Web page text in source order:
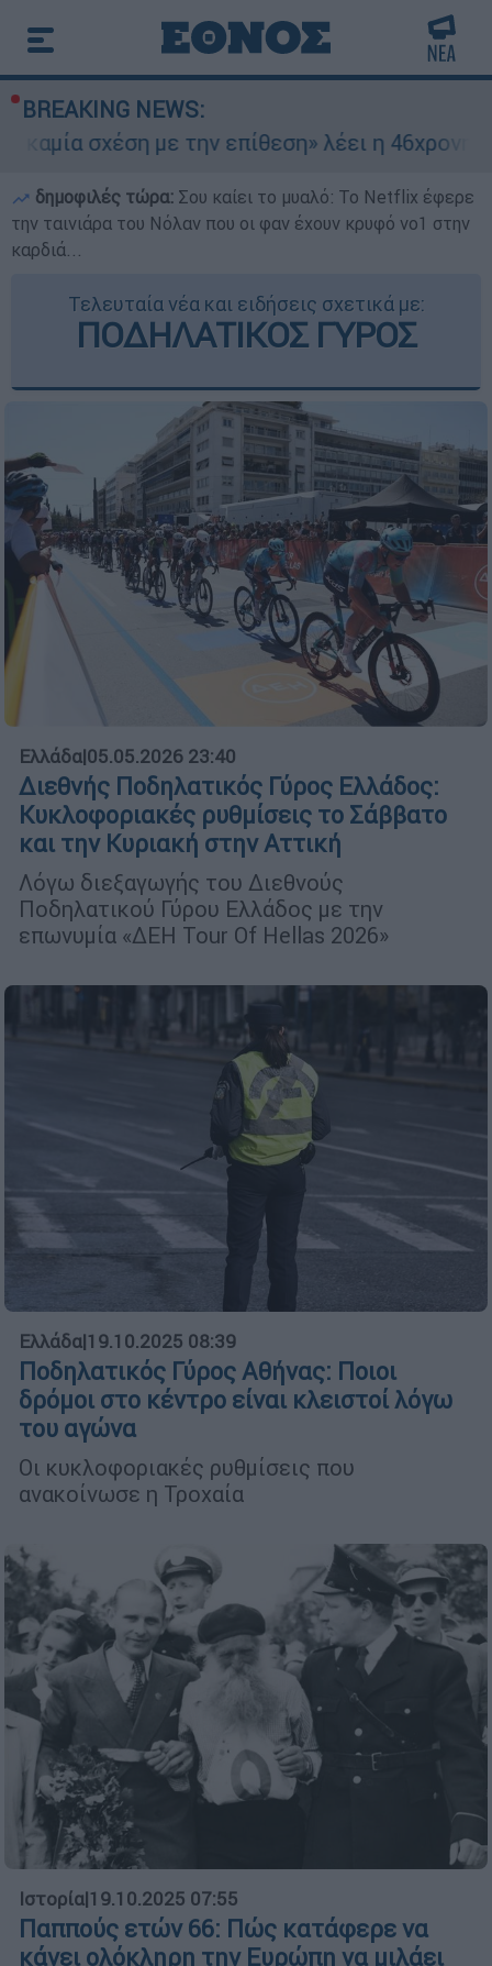
BREAKING NEWS:
με την επίθεση» λέει η 46χρονη - Τι
δημοφιλές τώρα: Σου καίει το μυαλό: Το Netflix έφερε
την ταινιάρα του Νόλαν που οι φαν έχουν κρυφό νο1 στην
καρδιά...
Τελευταία νέα και ειδήσεις σχετικά με:
ΠΟΔΗΛΑΤΙΚΟΣ ΓΥΡΟΣ
Ελλάδα|05.05.2026 23:40
Διεθνής Ποδηλατικός Γύρος Ελλάδος:
Κυκλοφοριακές ρυθμίσεις το Σάββατο
και την Κυριακή στην Αττική
Λόγω διεξαγωγής του Διεθνούς
Ποδηλατικού Γύρου Ελλάδος με την
επωνυμία «ΔΕΗ Tour Of Hellas 2026»
Ελλάδα|19.10.2025 08:39
Ποδηλατικός Γύρος Αθήνας: Ποιοι
δρόμοι στο κέντρο είναι κλειστοί λόγω
του αγώνα
Οι κυκλοφοριακές ρυθμίσεις που
ανακοίνωσε η Τροχαία
Ιστορία|19.10.2025 07:55
Παππούς ετών 66: Πώς κατάφερε να
κάνει ολόκληρη την Ευρώπη να μιλάει